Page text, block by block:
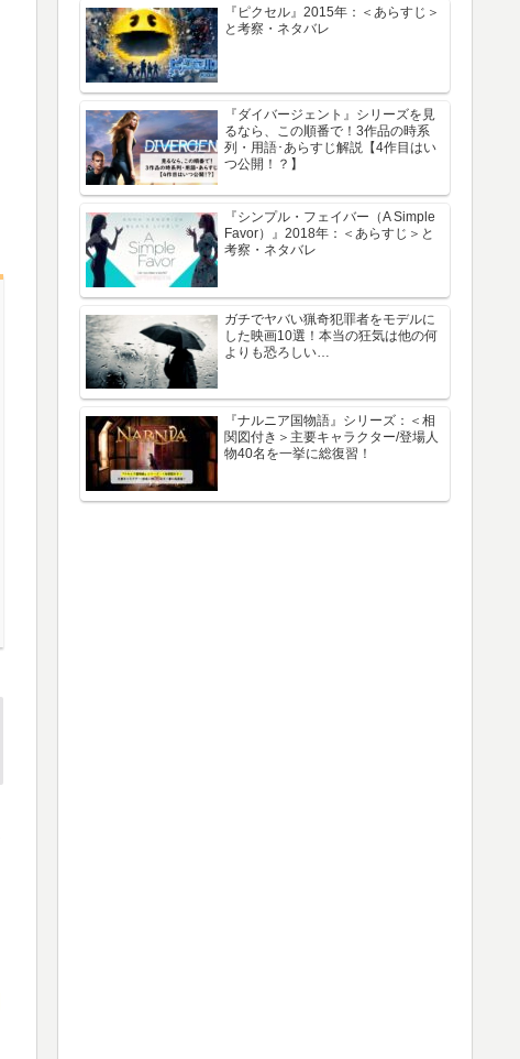
『ピクセル』2015年：＜あらすじ＞
と考察・ネタバレ
『ダイバージェント』シリーズを見
るなら、この順番で！3作品の時系
列・用語･あらすじ解説【4作目はい
つ公開！？】
『シンプル・フェイバー（A Simple
Favor）』2018年：＜あらすじ＞と
考察・ネタバレ
ガチでヤバい猟奇犯罪者をモデルに
した映画10選！本当の狂気は他の何
よりも恐ろしい…
『ナルニア国物語』シリーズ：＜相
関図付き＞主要キャラクター/登場人
物40名を一挙に総復習！